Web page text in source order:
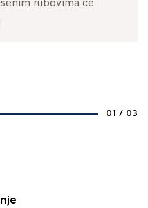
rubovima će
rasponu različitih
01 / 03